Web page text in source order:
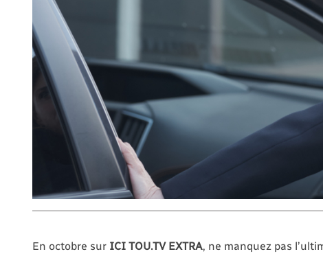
En octobre sur ICI TOU.TV EXTRA, ne manquez pas